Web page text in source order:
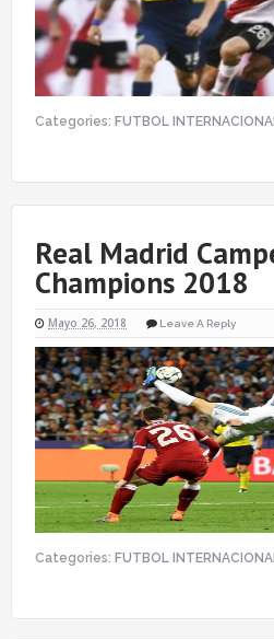
Categories: FUTBOL
Real Madrid
Champions 2018
Mayo 26, 2018 Leave A Reply
Categories: FUTBOL